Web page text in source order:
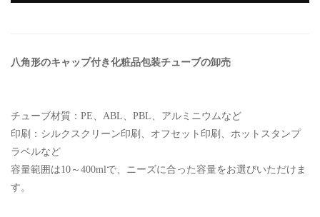
八角形のキャップ付き化粧品包装チューブの卸売
チューブ材質：PE、ABL、PBL、アルミニウムなど
印刷：シルクスクリーン印刷、オフセット印刷、ホットスタンプ
ラベルなど
容量範囲は10～400mlで、ニーズに合った容量をお選びいただけま
す。